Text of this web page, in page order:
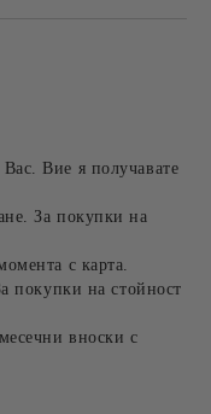
Вие я получавате
За покупки на
с карта.
покупки на стойност
вноски с